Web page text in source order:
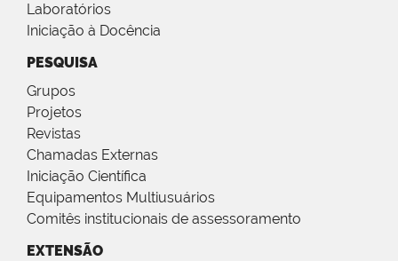
Laboratórios
Iniciação à Docência
PESQUISA
Grupos
Projetos
Revistas
Chamadas Externas
Iniciação Científica
Equipamentos Multiusuários
Comitês institucionais de assessoramento
EXTENSÃO